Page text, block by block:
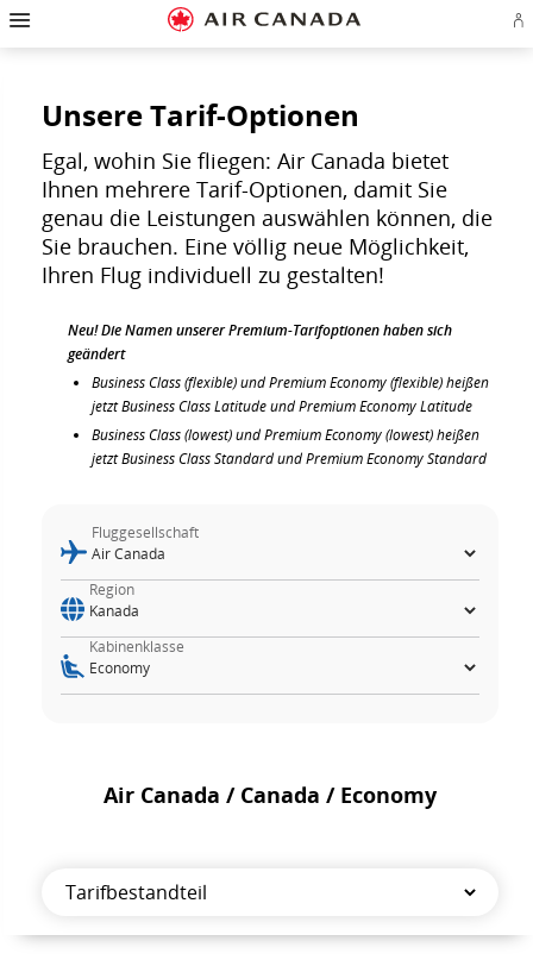
Zur
springen
Zur
springen
Zu
springen
Zum
springen
Zu
springen
Zur
springen
Zu
springen
Unsere Tarif-Optionen
Egal, wohin Sie fliegen: Air Canada bietet
Ihnen mehrere Tarif-Optionen, damit Sie
genau die Leistungen auswählen können, die
Sie brauchen. Eine völlig neue Möglichkeit,
Ihren Flug individuell zu gestalten!
Neu! Die Namen unserer Premium-Tarifoptionen haben sich
geändert
Business Class (flexible) und Premium Economy (flexible) heißen
jetzt Business Class Latitude und Premium Economy Latitude
Business Class (lowest) und Premium Economy (lowest) heißen
jetzt Business Class Standard und Premium Economy Standard
Fluggesellschaft
Region
Kabinenklasse
Air Canada / Canada / Economy
Tarifbestandteil